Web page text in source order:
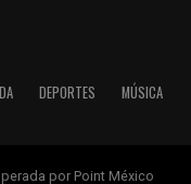
DEPORTES MÚSICA
por Point México